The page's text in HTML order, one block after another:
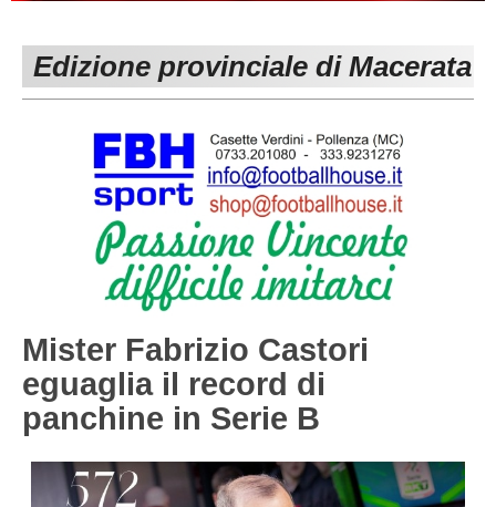
Carica la tua Rosa
1^ CATEGORIA
3^ CATEGORIA
GIOVANILI
Edizione provinciale di Macerata
Mister Fabrizio Castori
eguaglia il record di
panchine in Serie B